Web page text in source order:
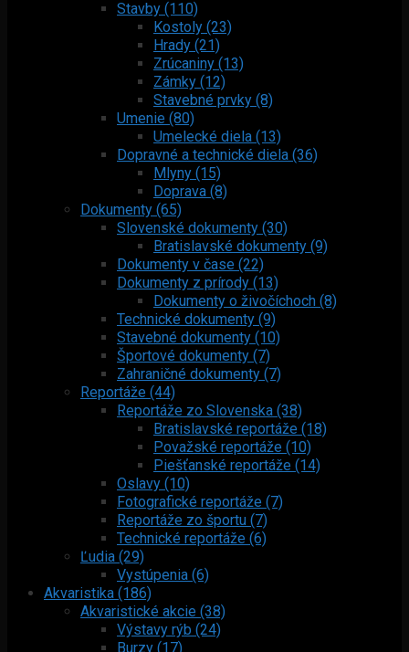
Stavby (110)
Kostoly (23)
Hrady (21)
Zrúcaniny (13)
Zámky (12)
Stavebné prvky (8)
Umenie (80)
Umelecké diela (13)
Dopravné a technické diela (36)
Mlyny (15)
Doprava (8)
Dokumenty (65)
Slovenské dokumenty (30)
Bratislavské dokumenty (9)
Dokumenty v čase (22)
Dokumenty z prírody (13)
Dokumenty o živočíchoch (8)
Technické dokumenty (9)
Stavebné dokumenty (10)
Športové dokumenty (7)
Zahraničné dokumenty (7)
Reportáže (44)
Reportáže zo Slovenska (38)
Bratislavské reportáže (18)
Považské reportáže (10)
Piešťanské reportáže (14)
Oslavy (10)
Fotografické reportáže (7)
Reportáže zo športu (7)
Technické reportáže (6)
Ľudia (29)
Vystúpenia (6)
Akvaristika (186)
Akvaristické akcie (38)
Výstavy rýb (24)
Burzy (17)